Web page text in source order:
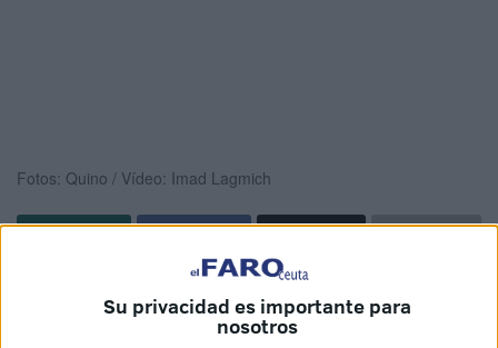
Su privacidad es importante para
nosotros
Fotos: Quino / Vídeo: Imad Lagmich
Ceuta se ha engalanado para este momento. Muchos
fieles han esperado la llegada de este día en el calendario.